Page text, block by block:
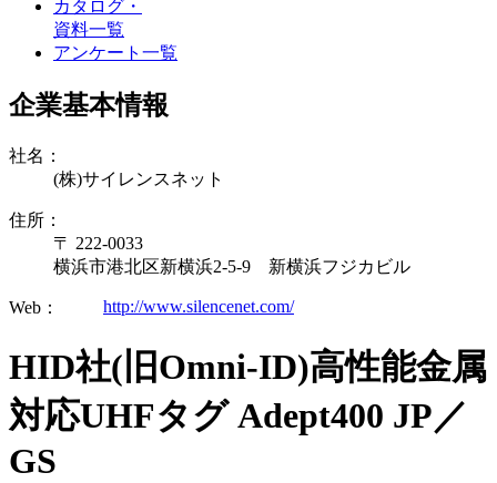
カタログ・
資料一覧
アンケート一覧
企業基本情報
社名：
(株)サイレンスネット
住所：
〒 222-0033
横浜市港北区新横浜2-5-9 新横浜フジカビル
Web： http://www.silencenet.com/
HID社(旧Omni-ID)高性能金属
対応UHFタグ Adept400 JP／
GS